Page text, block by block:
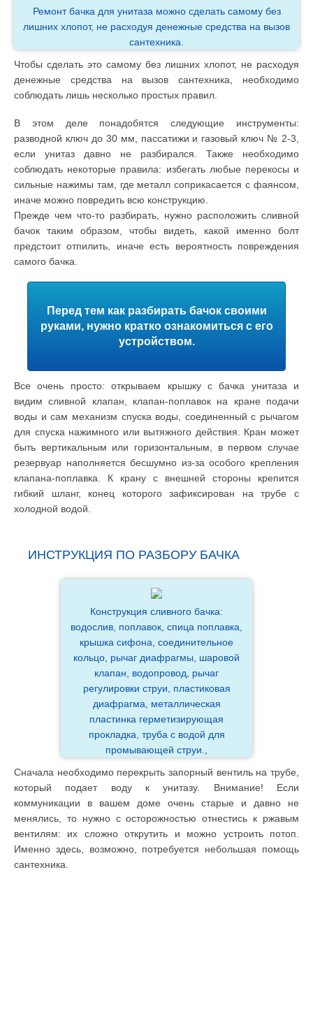
Ремонт бачка для унитаза можно сделать самому без
лишних хлопот, не расходуя денежные средства на вызов
сантехника.
Чтобы сделать это самому без лишних хлопот, не расходуя
денежные средства на вызов сантехника, необходимо
соблюдать лишь несколько простых правил.
В этом деле понадобятся следующие инструменты:
разводной ключ до 30 мм, пассатижи и газовый ключ № 2-3,
если унитаз давно не разбирался. Также необходимо
соблюдать некоторые правила: избегать любые перекосы и
сильные нажимы там, где металл соприкасается с фаянсом,
иначе можно повредить всю конструкцию.
Прежде чем что-то разбирать, нужно расположить сливной
бачок таким образом, чтобы видеть, какой именно болт
предстоит отпилить, иначе есть вероятность повреждения
самого бачка.
Перед тем как разбирать бачок своими
руками, нужно кратко ознакомиться с его
устройством.
Все очень просто: открываем крышку с бачка унитаза и
видим сливной клапан, клапан-поплавок на кране подачи
воды и сам механизм спуска воды, соединенный с рычагом
для спуска нажимного или вытяжного действия. Кран может
быть вертикальным или горизонтальным, в первом случае
резервуар наполняется бесшумно из-за особого крепления
клапана-поплавка. К крану с внешней стороны крепится
гибкий шланг, конец которого зафиксирован на трубе с
холодной водой.
ИНСТРУКЦИЯ ПО РАЗБОРУ БАЧКА
Конструкция сливного бачка:
водослив, поплавок, спица поплавка,
крышка сифона, соединительное
кольцо, рычаг диафрагмы, шаровой
клапан, водопровод, рычаг
регулировки струи, пластиковая
диафрагма, металлическая
пластинка герметизирующая
прокладка, труба с водой для
промывающей струи.,
Сначала необходимо перекрыть запорный вентиль на трубе,
который подает воду к унитазу. Внимание! Если
коммуникации в вашем доме очень старые и давно не
менялись, то нужно с осторожностью отнестись к ржавым
вентилям: их сложно открутить и можно устроить потоп.
Именно здесь, возможно, потребуется небольшая помощь
сантехника.